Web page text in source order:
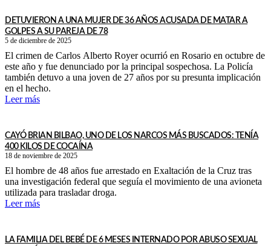
DETUVIERON A UNA MUJER DE 36 AÑOS ACUSADA DE MATAR A
GOLPES A SU PAREJA DE 78
5 de diciembre de 2025
El crimen de Carlos Alberto Royer ocurrió en Rosario en octubre de
este año y fue denunciado por la principal sospechosa. La Policía
también detuvo a una joven de 27 años por su presunta implicación
en el hecho.
Leer más
CAYÓ BRIAN BILBAO, UNO DE LOS NARCOS MÁS BUSCADOS: TENÍA
400 KILOS DE COCAÍNA
18 de noviembre de 2025
El hombre de 48 años fue arrestado en Exaltación de la Cruz tras
una investigación federal que seguía el movimiento de una avioneta
utilizada para trasladar droga.
Leer más
LA FAMILIA DEL BEBÉ DE 6 MESES INTERNADO POR ABUSO SEXUAL